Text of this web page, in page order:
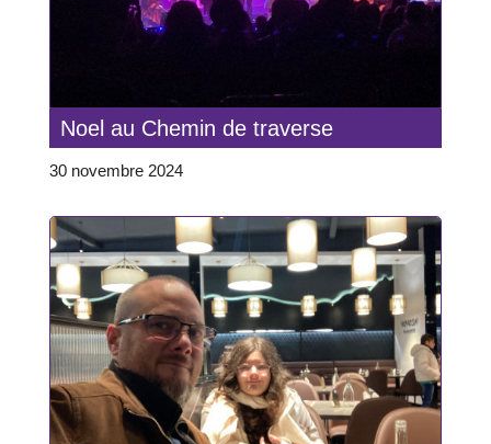
Noel au Chemin de traverse
30 novembre 2024